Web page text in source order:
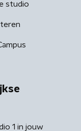
studio
1 in jouw